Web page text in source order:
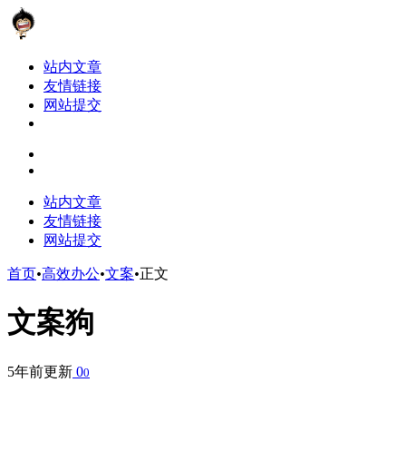
站内文章
友情链接
网站提交
站内文章
友情链接
网站提交
首页•高效办公•文案•正文
文案狗
5年前更新 00